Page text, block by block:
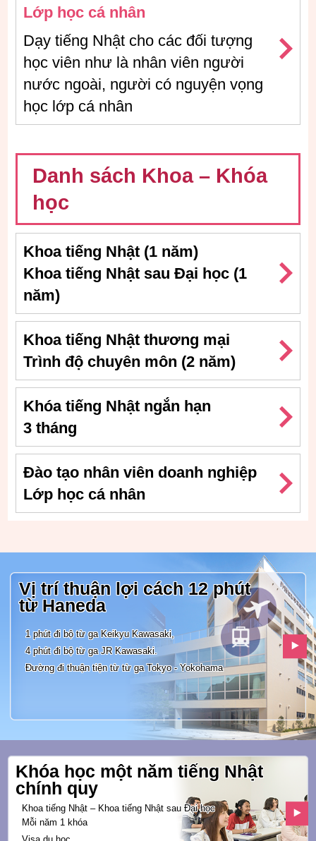
Lớp học cá nhân
Dạy tiếng Nhật cho các đối tượng
học viên như là nhân viên người
nước ngoài, người có nguyện vọng
học lớp cá nhân
Danh sách Khoa – Khóa
học
Khoa tiếng Nhật (1 năm)
Khoa tiếng Nhật sau Đại học (1
năm)
Khoa tiếng Nhật thương mại
Trình độ chuyên môn (2 năm)
Khóa tiếng Nhật ngắn hạn
3 tháng
Đào tạo nhân viên doanh nghiệp
Lớp học cá nhân
Vị trí thuận lợi cách 12 phút
từHaneda
1 phút đi bộ từ ga Keikyu Kawasaki,
4 phút đi bộ từ ga JR Kawasaki.
Đường đi thuận tiện từ từ gaTokyo - Yokohama
Khóa học một năm tiếng Nhật
chính quy
Khoa tiếng Nhật – Khoa tiếng Nhật sau Đại học
Mỗi năm 1 khóa